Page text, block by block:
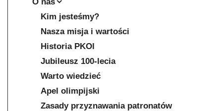
Kim jesteśmy?
Nasza misja i wartości
Historia PKOl
Jubileusz 100-lecia
Warto wiedzieć
Apel olimpijski
Zasady przyznawania patronatów